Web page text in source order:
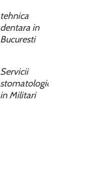
tehnica
dentara in
Bucuresti
Servicii
stomatologice
in Militari